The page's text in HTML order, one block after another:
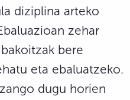
diziplina arteko
zehar
bere
eta ebaluatzeko.
dugu horien